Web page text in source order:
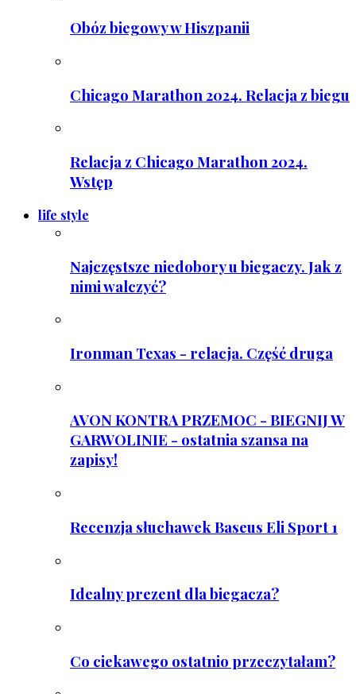
Obóz biegowy w Hiszpanii
Chicago Marathon 2024. Relacja z biegu
Relacja z Chicago Marathon 2024.
Wstęp
life style
Najczęstsze niedobory u biegaczy. Jak z
nimi walczyć?
Ironman Texas - relacja. Część druga
AVON KONTRA PRZEMOC - BIEGNIJ W
GARWOLINIE - ostatnia szansa na
zapisy!
Recenzja słuchawek Baseus Eli Sport 1
Idealny prezent dla biegacza?
Co ciekawego ostatnio przeczytałam?